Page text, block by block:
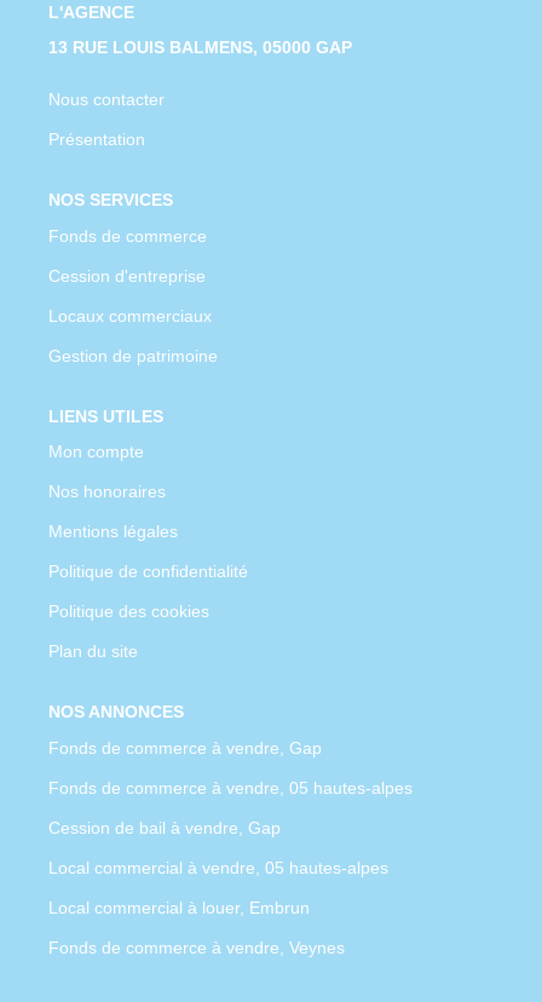
L'AGENCE
13 RUE LOUIS BALMENS, 05000 GAP
Nous contacter
Présentation
NOS SERVICES
Fonds de commerce
Cession d'entreprise
Locaux commerciaux
Gestion de patrimoine
LIENS UTILES
Mon compte
Nos honoraires
Mentions légales
Politique de confidentialité
Politique des cookies
Plan du site
NOS ANNONCES
Fonds de commerce à vendre, Gap
Fonds de commerce à vendre, 05 hautes-alpes
Cession de bail à vendre, Gap
Local commercial à vendre, 05 hautes-alpes
Local commercial à louer, Embrun
Fonds de commerce à vendre, Veynes